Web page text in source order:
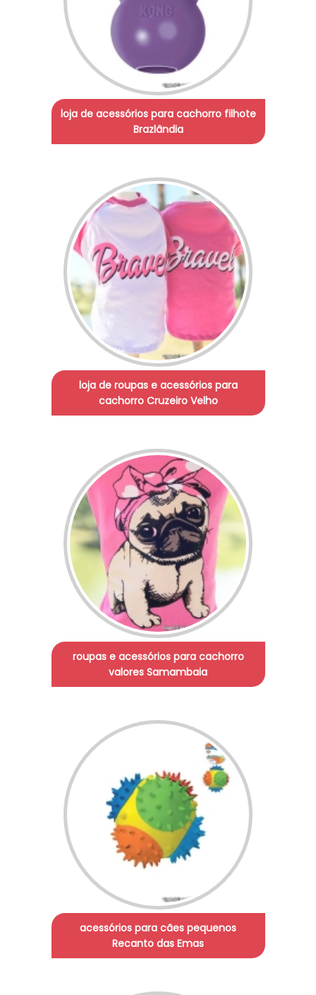
loja de acessórios para cachorro filhote
Brazlândia
loja de roupas e acessórios para
cachorro Cruzeiro Velho
roupas e acessórios para cachorro
valores Samambaia
acessórios para cães pequenos
Recanto das Emas